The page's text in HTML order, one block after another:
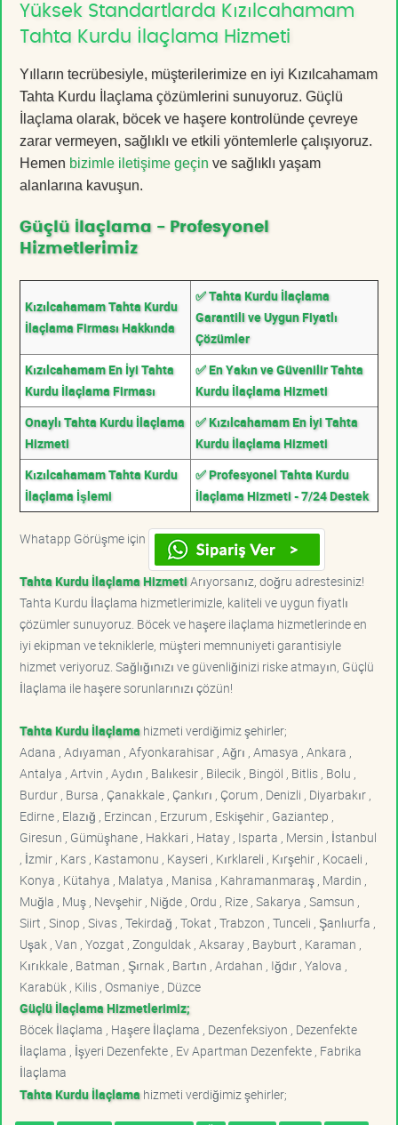
Yüksek Standartlarda Kızılcahamam
Tahta Kurdu İlaçlama Hizmeti
Yılların tecrübesiyle, müşterilerimize en iyi Kızılcahamam
Tahta Kurdu İlaçlama çözümlerini sunuyoruz. Güçlü
İlaçlama olarak, böcek ve haşere kontrolünde çevreye
zarar vermeyen, sağlıklı ve etkili yöntemlerle çalışıyoruz.
Hemen bizimle iletişime geçin ve sağlıklı yaşam
alanlarına kavuşun.
Güçlü İlaçlama - Profesyonel
Hizmetlerimiz
Kızılcahamam Tahta Kurdu
İlaçlama Firması Hakkında
✅ Tahta Kurdu İlaçlama
Garantili ve Uygun Fiyatlı
Çözümler
Kızılcahamam En İyi Tahta
Kurdu İlaçlama Firması
✅ En Yakın ve Güvenilir Tahta
Kurdu İlaçlama Hizmeti
Onaylı Tahta Kurdu İlaçlama
Hizmeti
✅ Kızılcahamam En İyi Tahta
Kurdu İlaçlama Hizmeti
Kızılcahamam Tahta Kurdu
İlaçlama İşlemi
✅ Profesyonel Tahta Kurdu
İlaçlama Hizmeti - 7/24 Destek
Whatapp Görüşme için
Tahta Kurdu İlaçlama HizmetiArıyorsanız, doğru adrestesiniz!
Tahta Kurdu İlaçlama hizmetlerimizle, kaliteli ve uygun fiyatlı
çözümler sunuyoruz. Böcek ve haşere ilaçlama hizmetlerinde en
iyi ekipman ve tekniklerle, müşteri memnuniyeti garantisiyle
hizmet veriyoruz. Sağlığınızı ve güvenliğinizi riske atmayın, Güçlü
İlaçlama ile haşere sorunlarınızı çözün!
Tahta Kurdu İlaçlama hizmeti verdiğimiz şehirler;
Adana , Adıyaman , Afyonkarahisar , Ağrı , Amasya , Ankara ,
Antalya , Artvin , Aydın , Balıkesir , Bilecik , Bingöl , Bitlis , Bolu ,
Burdur , Bursa , Çanakkale , Çankırı , Çorum , Denizli , Diyarbakır ,
Edirne , Elazığ , Erzincan , Erzurum , Eskişehir , Gaziantep ,
Giresun , Gümüşhane , Hakkari , Hatay , Isparta , Mersin , İstanbul
, İzmir , Kars , Kastamonu , Kayseri , Kırklareli , Kırşehir , Kocaeli ,
Konya , Kütahya , Malatya , Manisa , Kahramanmaraş , Mardin ,
Muğla , Muş , Nevşehir , Niğde , Ordu , Rize , Sakarya , Samsun ,
Siirt , Sinop , Sivas , Tekirdağ , Tokat , Trabzon , Tunceli , Şanlıurfa ,
Uşak , Van , Yozgat , Zonguldak , Aksaray , Bayburt , Karaman ,
Kırıkkale , Batman , Şırnak , Bartın , Ardahan , Iğdır , Yalova ,
Karabük , Kilis , Osmaniye , Düzce
Güçlü İlaçlama Hizmetlerimiz;
Böcek İlaçlama , Haşere İlaçlama , Dezenfeksiyon , Dezenfekte
İlaçlama , İşyeri Dezenfekte , Ev Apartman Dezenfekte , Fabrika
İlaçlama
Tahta Kurdu İlaçlama hizmeti verdiğimiz şehirler;